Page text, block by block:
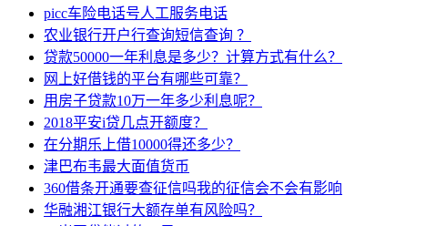
picc车险电话号人工服务电话
农业银行开户行查询短信查询 ？
贷款50000一年利息是多少？计算方式有什么？
网上好借钱的平台有哪些可靠？
用房子贷款10万一年多少利息呢？
2018平安i贷几点开额度？
在分期乐上借10000得还多少？
津巴布韦最大面值货币
360借条开通要查征信吗我的征信会不会有影响
华融湘江银行大额存单有风险吗？